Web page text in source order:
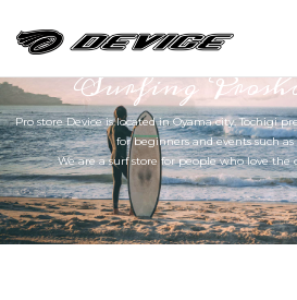
Surfing
Pro store Device is located in Oyama city, Tochigi
for beginners and events such
We are a surf store for people who love the